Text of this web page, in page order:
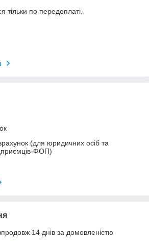
тільки по передоплаті.
(для юридичних осіб та
ФОП)
14 днів за домовленістю